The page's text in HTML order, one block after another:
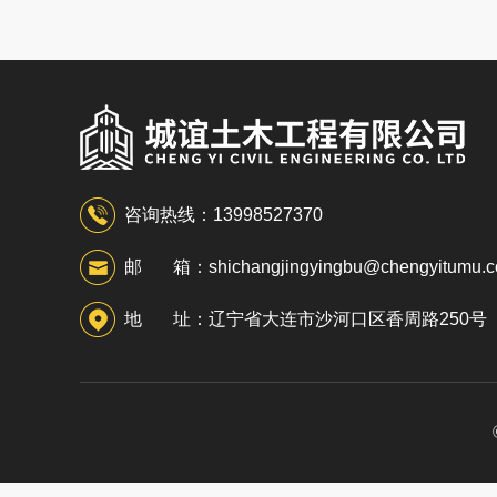
咨询热线：13998527370
邮 箱：
地 址：辽宁省大连市沙河口区香周路250号